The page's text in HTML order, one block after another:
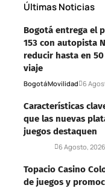
Últimas Noticias
Bogotá entrega el
153 con autopista
reducir hasta en
viaje
BogotáMovilidad 6
Características
que las nuevas
juegos destaquen
6 Agosto, 2026
Topacio Casino
de juegos y